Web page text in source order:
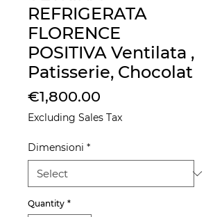
REFRIGERATA
FLORENCE
POSITIVA Ventilata ,
Patisserie, Chocolat
€1,800.00
Excluding Sales Tax
Dimensioni *
Quantity *